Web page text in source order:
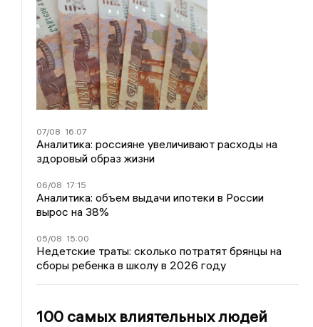
07/08 16:07
Аналитика: россияне увеличивают расходы на
здоровый образ жизни
06/08 17:15
Аналитика: объем выдачи ипотеки в России
вырос на 38%
05/08 15:00
Недетские траты: сколько потратят брянцы на
сборы ребенка в школу в 2026 году
100 самых влиятельных людей